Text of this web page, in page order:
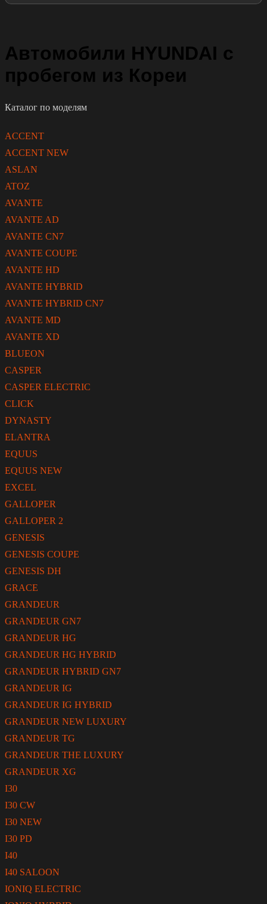
Автомобили HYUNDAI с
пробегом из Кореи
Каталог по моделям
ACCENT
ACCENT NEW
ASLAN
ATOZ
AVANTE
AVANTE AD
AVANTE CN7
AVANTE COUPE
AVANTE HD
AVANTE HYBRID
AVANTE HYBRID CN7
AVANTE MD
AVANTE XD
BLUEON
CASPER
CASPER ELECTRIC
CLICK
DYNASTY
ELANTRA
EQUUS
EQUUS NEW
EXCEL
GALLOPER
GALLOPER 2
GENESIS
GENESIS COUPE
GENESIS DH
GRACE
GRANDEUR
GRANDEUR GN7
GRANDEUR HG
GRANDEUR HG HYBRID
GRANDEUR HYBRID GN7
GRANDEUR IG
GRANDEUR IG HYBRID
GRANDEUR NEW LUXURY
GRANDEUR TG
GRANDEUR THE LUXURY
GRANDEUR XG
I30
I30 CW
I30 NEW
I30 PD
I40
I40 SALOON
IONIQ ELECTRIC